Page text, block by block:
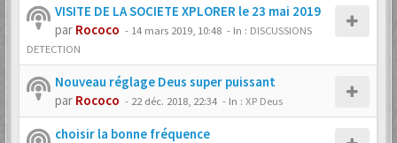
VISITE DE LA SOCIETE XPLORER le 23 mai 2019
par Rococo - 14 mars 2019, 10:48 - In : DISCUSSIONS
DETECTION
Nouveau réglage Deus super puissant
par Rococo - 22 déc. 2018, 22:34 - In : XP Deus
choisir la bonne fréquence